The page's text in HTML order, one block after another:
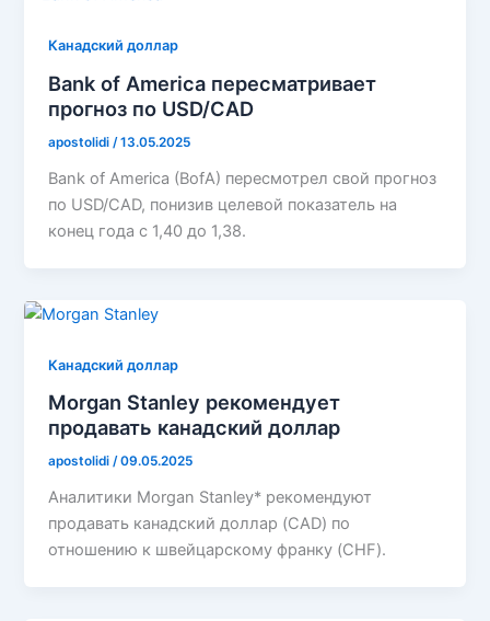
Канадский доллар
Bank of America пересматривает
прогноз по USD/CAD
apostolidi/13.05.2025
Bank of America (BofA) пересмотрел свой прогноз
по USD/CAD, понизив целевой показатель на
конец года с 1,40 до 1,38.
Канадский доллар
Morgan Stanley рекомендует
продавать канадский доллар
apostolidi/09.05.2025
Аналитики Morgan Stanley* рекомендуют
продавать канадский доллар (CAD) по
отношению к швейцарскому франку (CHF).